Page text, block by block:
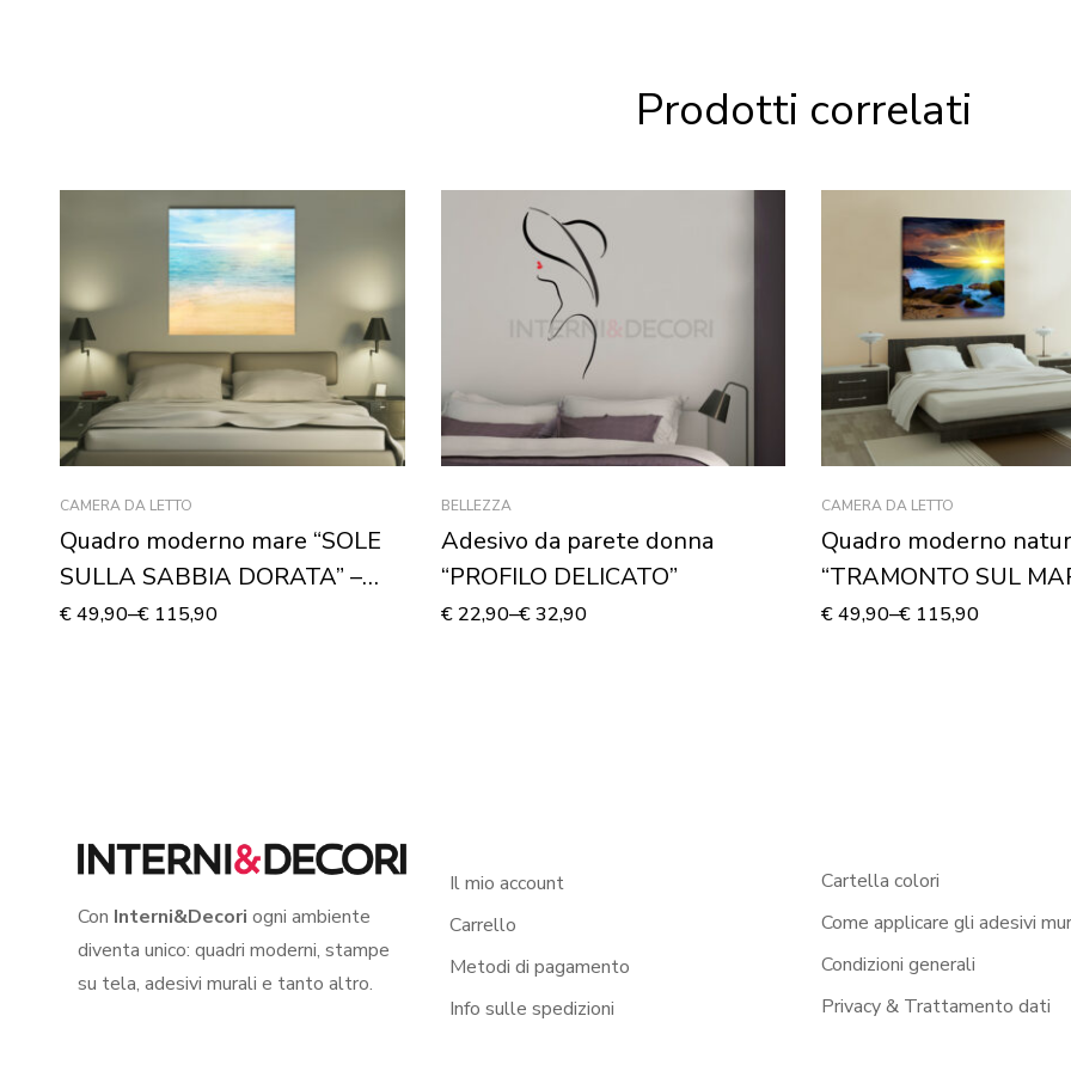
Prodotti correlati
CAMERA DA LETTO
Quadro moderno mare “SOLE
SULLA SABBIA DORATA” –
Stampa su tela
€49,90–€ 115,90
BELLEZZA
Adesivo da parete donna
“PROFILO DELICATO”
€22,90–€32,90
CAMERA DA LETTO
Quadro moderno
“TRAMONTO SUL
Stampa su tela
€49,90–€ 115,90
Con Interni&Decori ogni ambiente
diventa unico: quadri moderni, stampe
su tela, adesivi murali e tanto altro.
Il mio account
Carrello
Metodi di pagamento
Info sulle spedizioni
Cartella colori
Come applicare gli adesivi
Condizioni generali
Privacy & Trattamento dati